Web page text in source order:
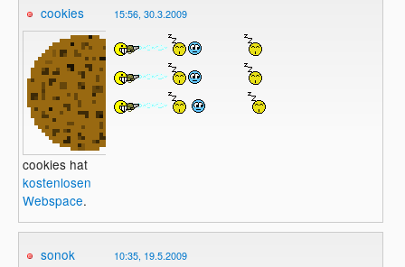
cookies
cookies hat
kostenlosen
Webspace.
15:56, 30.3.2009
sonok 10:35, 19.5.2009